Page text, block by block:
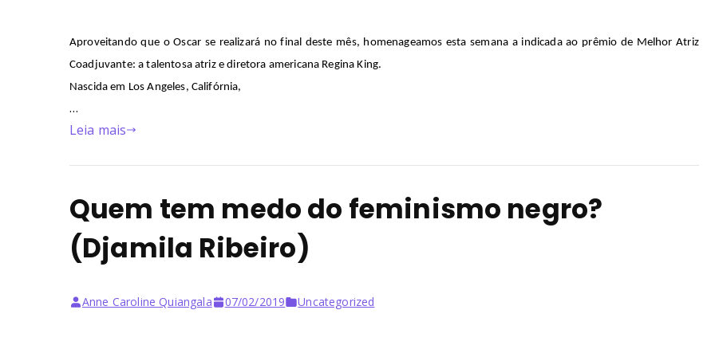
Aproveitando que o Oscar se realizará no final deste mês, homenageamos esta semana a indicadaao prêmio de Melhor Atriz
Coadjuvante: a talentosa atriz e diretora americana Regina King.
Nascida em Los Angeles, Califórnia,
…
Leia mais
Quem tem medo do feminismo negro?
(Djamila Ribeiro)
Anne Caroline Quiangala 07/02/2019 Uncategorized